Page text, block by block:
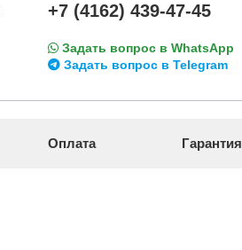
+7 (4162) 439-47-45
Задать вопрос в WhatsApp
Задать вопрос в Telegram
Оплата Гарантия